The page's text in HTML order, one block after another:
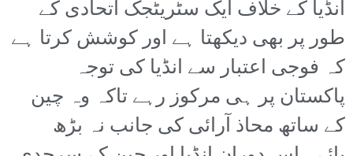
انڈیا کے خلاف ایک سٹریٹجک اتحادی کے
طور پر بھی دیکھتا ہے اور کوشش کرتا ہے
کہ فوجی اعتبار سے انڈیا کی توجہ
پاکستان پر ہی مرکوز رہے تاکہ وہ چین
کے ساتھ محاذ آرائی کی جانب نہ بڑھ